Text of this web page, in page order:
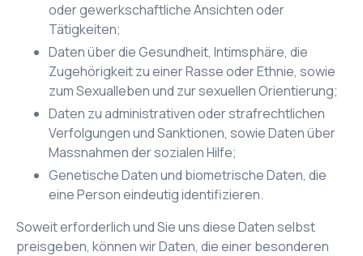
oder gewerkschaftliche Ansichten oder
Tätigkeiten;
Daten über die Gesundheit, Intimsphäre, die
Zugehörigkeit zu einer Rasse oder Ethnie, sowie
zum Sexualleben und zur sexuellen Orientierung;
Daten zu administrativen oder strafrechtlichen
Verfolgungen und Sanktionen, sowie Daten über
Massnahmen der sozialen Hilfe;
Genetische Daten und biometrische Daten, die
eine Person eindeutig identifizieren.
Soweit erforderlich und Sie uns diese Daten selbst
preisgeben, können wir Daten, die einer besonderen